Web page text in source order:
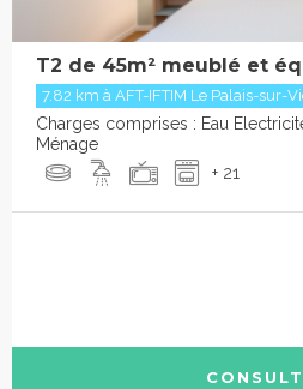
T2 de 45m² meublé et
7.82 km à AFT-IFTIM Le Palais-sur-
Charges comprises : Eau
Ménage
+ 21